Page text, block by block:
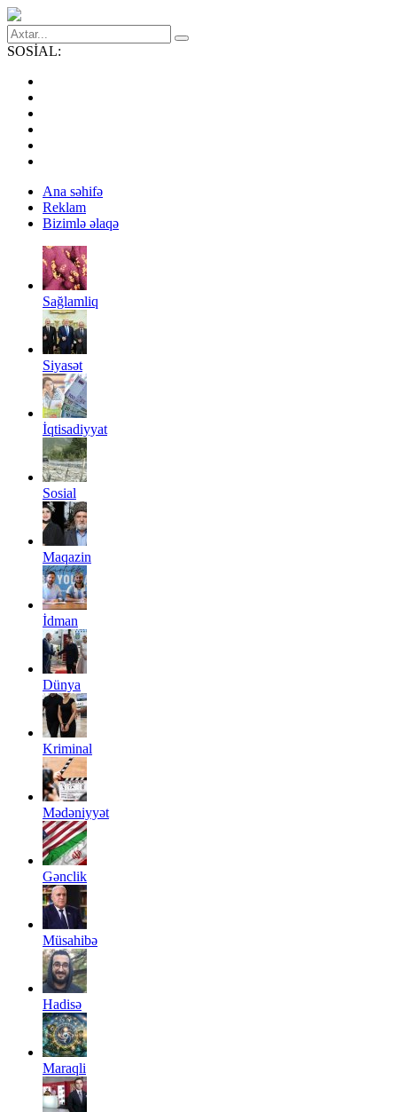
SOSİAL:
Ana səhifə
Reklam
Bizimlə əlaqə
Sağlamliq
Siyasət
İqtisadiyyat
Sosial
Maqazin
İdman
Dünya
Kriminal
Mədəniyyət
Gənclik
Müsahibə
Hadisə
Maraqli